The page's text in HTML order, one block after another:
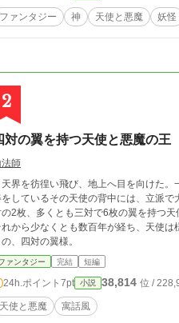
ファンタジー 神 天使と悪魔 妖怪
2
対の翼を持つ天使と悪魔の王
師
を彷徨い飛び、地上へ目を向けた。一体の悪魔が天を仰ぎ見て
をしているその天使の背中には、立派
の2枚、多くとも三対で6枚の翼を持
れから少なくとも数百年が経ち、天使
、四対の翼様。
ァンタジー 完結 短編
24h.ポイント 7pt 小説 38,814 位 /
天使と悪魔 寓話風